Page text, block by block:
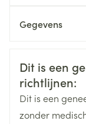
Gegevens
Organisaties
Merken
Dit is een
richtlijnen:
Dit is een
zonder